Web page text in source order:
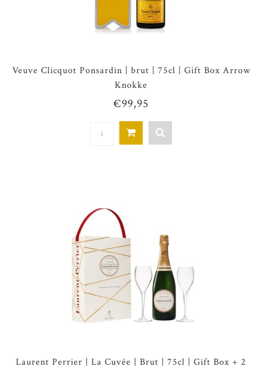
Veuve Clicquot Ponsardin | brut | 75cl | Gift Box Arrow
Knokke
€99,95
Laurent Perrier | La Cuvée | Brut | 75cl | Gift Box + 2